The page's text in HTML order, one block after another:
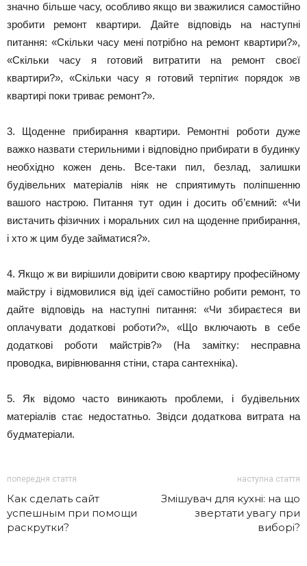
значно більше часу, особливо якщо ви зважилися самостійно
зробити ремонт квартири. Дайте відповідь на наступні
питання: «Скільки часу мені потрібно на ремонт квартири?»,
«Скільки часу я готовий витратити на ремонт своєї
квартири?», «Скільки часу я готовий терпіти« порядок »в
квартирі поки триває ремонт?».
3. Щоденне прибирання квартири. Ремонтні роботи дуже
важко назвати стерильними і відповідно прибирати в будинку
необхідно кожен день. Все-таки пил, безлад, залишки
будівельних матеріалів ніяк не сприятимуть поліпшенню
вашого настрою. Питання тут один і досить об’ємний: «Чи
вистачить фізичних і моральних сил на щоденне прибирання,
і хто ж цим буде займатися?».
4. Якщо ж ви вирішили довірити свою квартиру професійному
майстру і відмовилися від ідеї самостійно робити ремонт, то
дайте відповідь на наступні питання: «Чи збираєтеся ви
оплачувати додаткові роботи?», «Що включають в себе
додаткові роботи майстрів?» (На замітку: несправна
проводка, вирівнювання стіни, стара сантехніка).
5. Як відомо часто виникають проблеми, і будівельних
матеріалів стає недостатньо. Звідси додаткова витрата на
будматеріали.
попередня стаття
Как сделать сайт
успешным при помощи
раскрутки?
наступна стаття
Змішувач для кухні: на що
звертати увагу при
виборі?